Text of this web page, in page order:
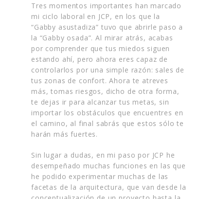
Tres momentos importantes han marcado
mi ciclo laboral en JCP, en los que la
“Gabby asustadiza” tuvo que abrirle paso a
la “Gabby osada”.Al mirar atrás, acabas
por comprender que tus miedos siguen
estando ahí, pero ahora eres capaz de
controlarlos por una simple razón: sales de
tus zonas de confort. Ahora te atreves
más, tomas riesgos, dicho de otra forma,
te dejas ir para alcanzar tus metas, sin
importar los obstáculos que encuentres en
el camino, al final sabrás que estos sólo te
harán más fuertes.
Sin lugar a dudas, en mi paso por JCP he
desempeñado muchas funciones en las que
he podido experimentar muchas de las
facetas de la arquitectura, que van desde la